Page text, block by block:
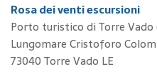
Rosa dei venti escursioni
Porto turistico di Torre Vado
Lungomare Cristoforo
73040 Torre Vado LE